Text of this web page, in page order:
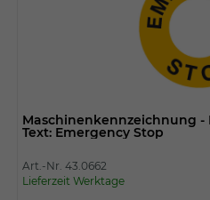
Maschinenkennzeichnung -
Text: Emergency Stop
Art.-Nr. 43.0662
Lieferzeit Werktage